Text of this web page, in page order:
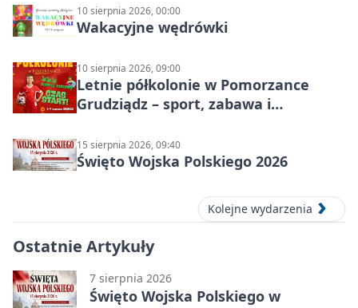
10 sierpnia 2026, 00:00
Wakacyjne wędrówki
10 sierpnia 2026, 09:00
Letnie półkolonie w Pomorzance
Grudziądz – sport, zabawa i
15 sierpnia 2026, 09:40
Święto Wojska Polskiego 2026
Kolejne wydarzenia
Ostatnie Artykuły
7 sierpnia 2026
Święto Wojska Polskiego w